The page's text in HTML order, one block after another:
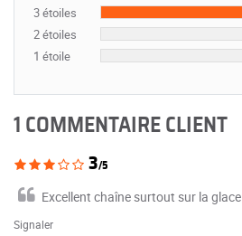
3 étoiles
2 étoiles
1 étoile
1 COMMENTAIRE CLIENT
3/5
Excellent chaîne surtout sur la glace
Signaler